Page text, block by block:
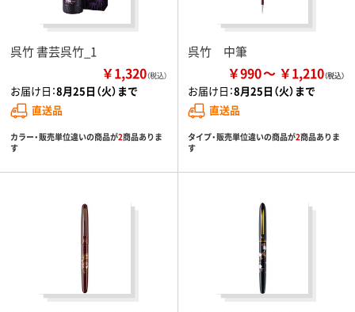
呉竹 書芸呉竹_1
￥1,320（税込）
お届け日：8月25日（火）まで
直送品
カラー・販売単位違いの商品が2商品ありま
す
呉竹 中筆
￥990 ￥1,210
お届け日：8月25日（火）まで
直送品
タイプ・販売単位違いの商品が2商品ありま
す